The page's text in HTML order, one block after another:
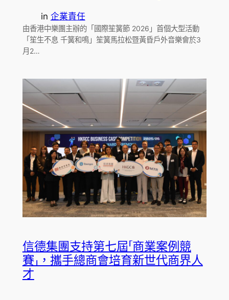
in 企業責任
由香港中樂團主辦的「國際笙簧節 2026」首個大型活動
「笙生不息 千簧和鳴」笙簧馬拉松暨黃昏戶外音樂會於3
月2…
信德集團支持第七屆「商業案例競
賽」，攜手總商會培育新世代商界人
才